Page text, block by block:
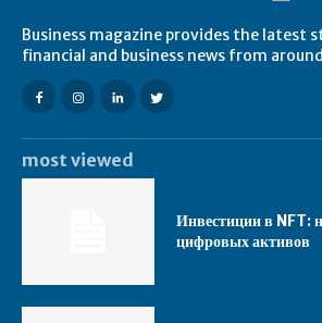
Business magazine provides the latest
financial and business news from
most viewed
Инвестиции в NFT:
цифровых активов